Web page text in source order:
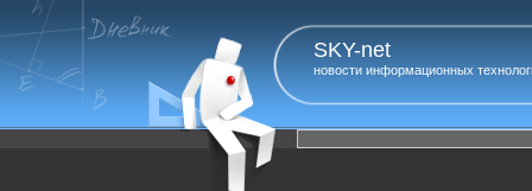
SKY-net
новости информационных